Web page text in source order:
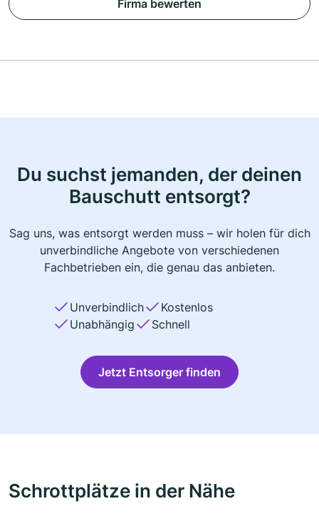
Firma bewerten
Du suchst jemanden, der deinen
Bauschutt entsorgt?
Sag uns, was entsorgt werden muss – wir holen für dich
unverbindliche Angebote von verschiedenen
Fachbetrieben ein, die genau das anbieten.
Unverbindlich
Kostenlos
Unabhängig
Schnell
Jetzt Entsorger finden
Schrottplätze in der Nähe